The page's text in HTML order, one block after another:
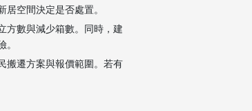
空間決定是否處置。
方數與減少箱數。同時，建
搬遷方案與報價範圍。若有